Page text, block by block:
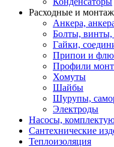
Расходные и
Анкера,
Болты,
Гайки,
Припои и
Профили
Хомуты
Шайбы
Шурупы,
Электроды
Насосы,
Сантехнические
Теплоизоляция